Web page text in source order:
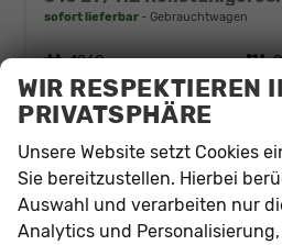
sofort lieferbar Gebrauchtwagen
Fahrzeugnr. 1968 Getriebe
Kraftstoff
Diesel
Leistung 74 kW (101 PS)
18.12.2015
12.990,– €
Differenzbesteuert
WIR RESPEKTIEREN
PRIVATSPHÄRE
Unsere Website setzt Cookies
Sie bereitzustellen. Hierbei
Auswahl und verarbeiten nur
Analytics und